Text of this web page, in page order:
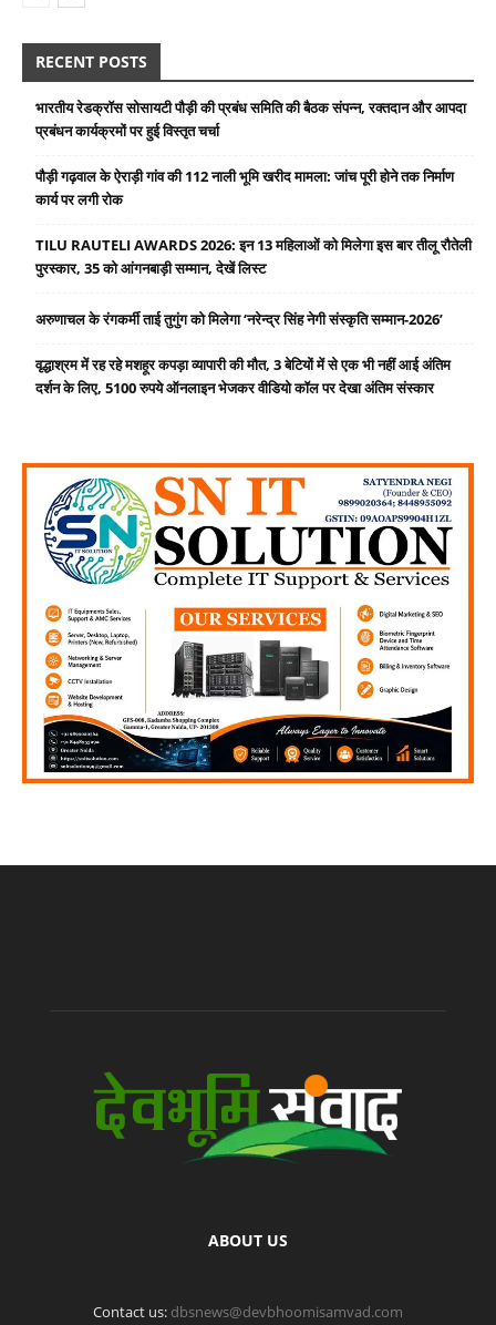
RECENT POSTS
भारतीय रेडक्रॉस सोसायटी पौड़ी की प्रबंध समिति की बैठक संपन्न, रक्तदान और आपदा
प्रबंधन कार्यक्रमों पर हुई विस्तृत चर्चा
पौड़ी गढ़वाल के ऐराड़ी गांव की 112 नाली भूमि खरीद मामला: जांच पूरी होने तक निर्माण
कार्य पर लगी रोक
TILU RAUTELI AWARDS 2026: इन 13 महिलाओं को मिलेगा इस बार तीलू रौतेली
पुरस्कार, 35 को आंगनबाड़ी सम्मान, देखें लिस्ट
अरुणाचल के रंगकर्मी ताई तुगुंग को मिलेगा ‘नरेन्द्र सिंह नेगी संस्कृति सम्मान-2026’
वृद्धाश्रम में रह रहे मशहूर कपड़ा व्यापारी की मौत, 3 बेटियों में से एक भी नहीं आई अंतिम
दर्शन के लिए, 5100 रुपये ऑनलाइन भेजकर वीडियो कॉल पर देखा अंतिम संस्कार
ABOUT US
Contact us: dbsnews@devbhoomisamvad.com